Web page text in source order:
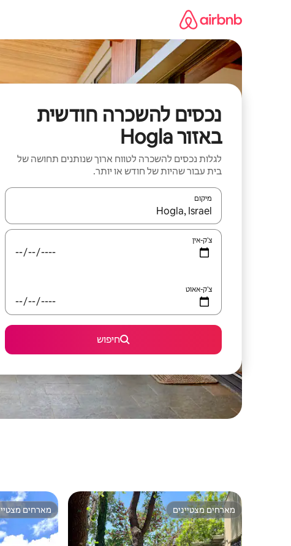
נכסים להשכרה חודשית
באזור Hogla
לגלות נכסים להשכרה לטווח ארוך שנותנים תחושה של
בית עבור שהיות של חודש או יותר.
מיקום
כאשר התוצאות יהיו זמינות, יש לנווט עם מקשי החיצים
צ'ק-אין
צ'ק-אאוט
חיפוש
מארחים מצטיינים
מארחים מצטיינים מארחים
מארחים